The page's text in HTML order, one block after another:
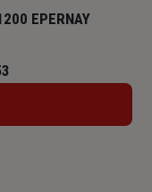
EPERNAY